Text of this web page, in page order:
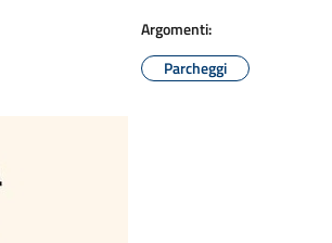
Argomenti:
Parcheggi